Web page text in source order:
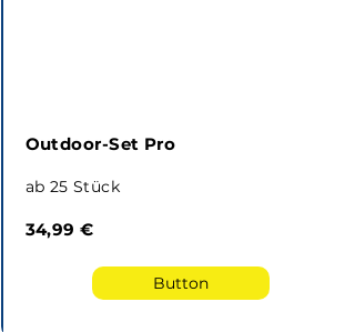
Outdoor-Set Pro
ab 25 Stück
34,99 €
Button